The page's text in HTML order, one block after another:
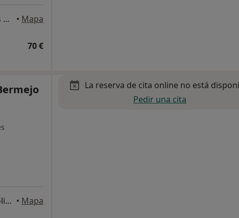
Carrer Miquel Tort, 14-16 3º 2ª, Molins de Rei • Mapa
70 €
calle Francesc Macia, 3 bl. 1 - 2º 1ª, Molins de Rei • Mapa
La reserva de cita online no está
Pedir una cita